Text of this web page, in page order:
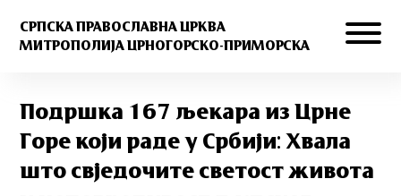
СРПСКА ПРАВОСЛАВНА ЦРКВА
МИТРОПОЛИЈА ЦРНОГОРСКО-ПРИМОРСКА
Подршка 167 љекара из Црне
Горе који раде у Србији: Хвала
што свједочите светост живота